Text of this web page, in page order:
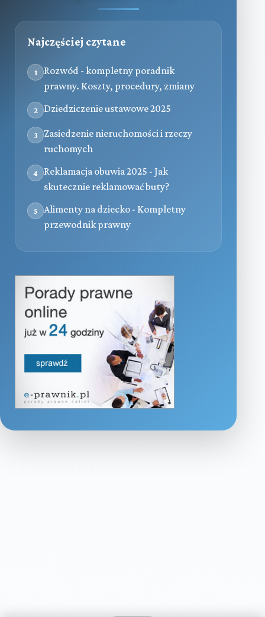
Najczęściej czytane
1
Rozwód - kompletny poradnik
prawny. Koszty, procedury, zmiany
2 Dziedziczenie ustawowe 2025
3
Zasiedzenie nieruchomości i rzeczy
ruchomych
4
Reklamacja obuwia 2025 - Jak
skutecznie reklamować buty?
5
Alimenty na dziecko - Kompletny
przewodnik prawny